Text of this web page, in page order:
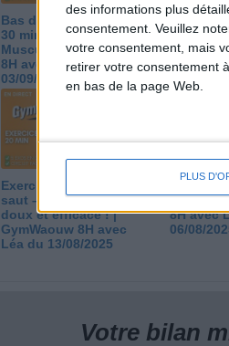
des informations plus
consentement. Veuillez
votre consentement, mais
retirer votre consentement
en bas de la page Web.
PLUS
Bas du Corps en Feu :
30 min Cardio + Renfo
Muscu | GymWaouw
8H avec Léa du
03/09/2025
Séance
active à
Léa du
Exercices debout sans
saut – 20 min de sport
doux et efficace ! |
GymWaouw 8H avec
Léa du 13/08/2025
Cardio |
8H avec
06/08/
Votre bilan